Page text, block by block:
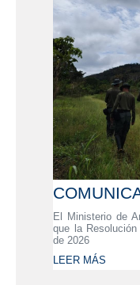
El Ministerio de
que la
de 2026
LEER MÁS